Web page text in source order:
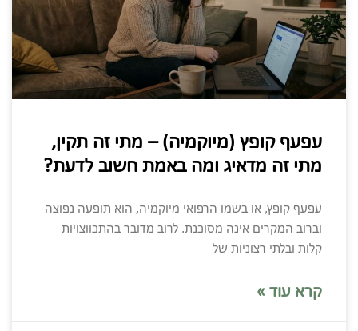
עפעף קופץ (מיוקמיה) – מתי זה תקין,
מתי זה מדאיג ומה באמת חשוב לדעת?
עפעף קופץ, או בשמו הרפואי מיוקמיה, הוא תופעה נפוצה
וברוב המקרים אינה מסוכנת. לרוב מדובר בהתכווצויות
קלות ובלתי רצוניות של
קרא עוד »